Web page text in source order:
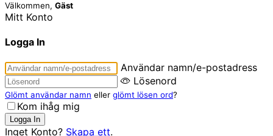
Välkommen, Gäst
Mitt Konto
Logga In
Användar namn/e-postadress
Lösenord
Glömt användar namn eller glömt lösen ord?
Kom ihåg mig
Inget Konto? Skapa ett.